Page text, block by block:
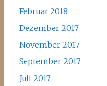
Februar 2018
Dezember 2017
November 2017
September 2017
Juli 2017